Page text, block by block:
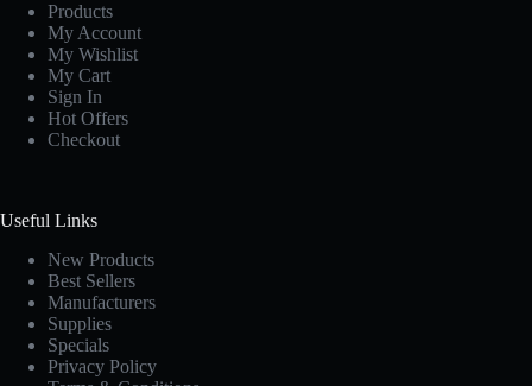
Products
My Account
My Wishlist
My Cart
Sign In
Hot Offers
Checkout
Useful Links
New Products
Best Sellers
Manufacturers
Supplies
Specials
Privacy Policy